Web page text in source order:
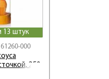
13 штук
000
250